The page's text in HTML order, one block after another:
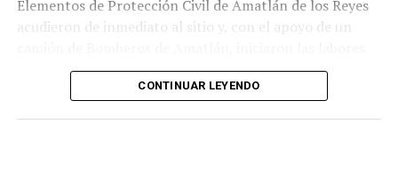
Elementos de Protección Civil de Amatlán de los Reyes
acudieron de inmediato al sitio y, con el apoyo de un
para sofocar el fuego, logrando controlar la emergencia
tras varios minutos de trabajo.
CONTINUAR LEYENDO